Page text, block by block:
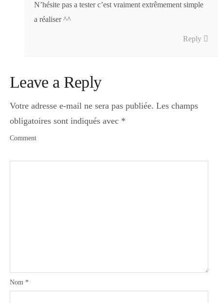
N’hésite pas a tester c’est vraiment extrêmement simple
a réaliser ^^
Reply
Leave a Reply
Votre adresse e-mail ne sera pas publiée. Les champs
obligatoires sont indiqués avec *
Comment
Nom *